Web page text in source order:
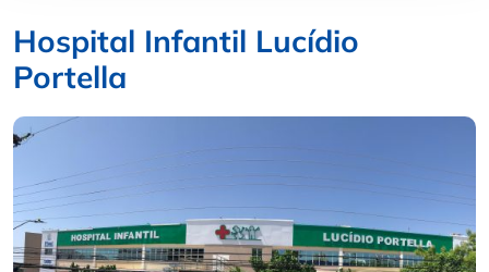
Hospital Infantil Lucídio
Portella